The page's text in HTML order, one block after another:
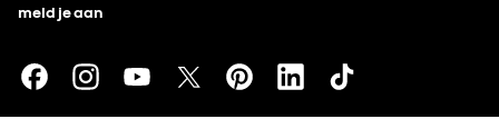
meld je aan